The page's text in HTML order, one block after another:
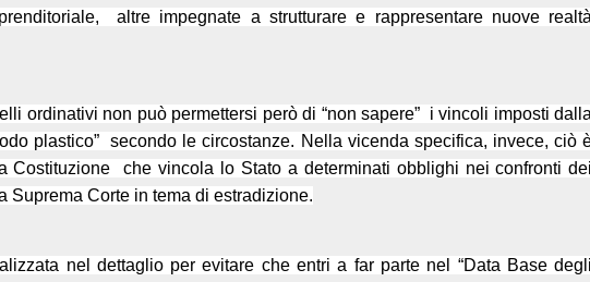
altre impegnate a strutturare e rappresentare nuove
ordinativi non può permettersi però di “non sapere” i vincoli imposti
plastico”
secondo le circostanze. Nella vicenda specifica, invece, ciò
Costituzione
che vincola lo Stato a determinati obblighi nei confronti
Suprema Corte in tema di estradizione.
nel dettaglio per evitare che entri a far parte nel “Data Base